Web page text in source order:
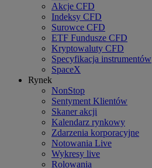
Akcje CFD
Indeksy CFD
Surowce CFD
ETF Fundusze CFD
Kryptowaluty CFD
Specyfikacja instrumentów
SpaceX
Rynek
NonStop
Sentyment Klientów
Skaner akcji
Kalendarz rynkowy
Zdarzenia korporacyjne
Notowania Live
Wykresy live
Rolowania